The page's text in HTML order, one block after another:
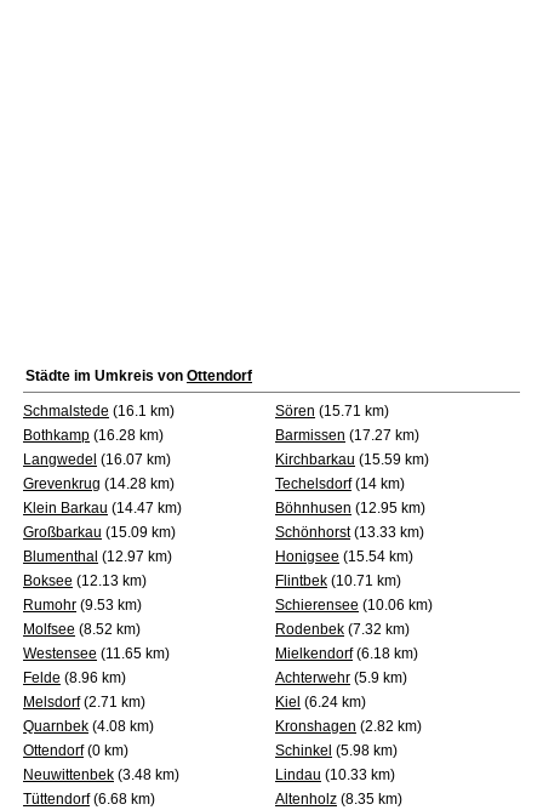
Städte im Umkreis von Ottendorf
Schmalstede (16.1 km) Sören (15.71 km)
Bothkamp (16.28 km) Barmissen (17.27 km)
Langwedel (16.07 km) Kirchbarkau (15.59 km)
Grevenkrug (14.28 km) Techelsdorf(14 km)
Klein Barkau (14.47 km) Böhnhusen (12.95 km)
Großbarkau (15.09 km) Schönhorst(13.33 km)
Blumenthal (12.97 km) Honigsee (15.54 km)
Boksee (12.13 km) Flintbek (10.71 km)
Rumohr (9.53 km) Schierensee (10.06 km)
Molfsee (8.52 km) Rodenbek (7.32 km)
Westensee (11.65 km) Mielkendorf(6.18 km)
Felde (8.96 km) Achterwehr (5.9 km)
Melsdorf(2.71 km) Kiel (6.24 km)
Quarnbek (4.08 km) Kronshagen (2.82 km)
Ottendorf(0 km) Schinkel (5.98 km)
Neuwittenbek (3.48 km) Lindau (10.33 km)
Tüttendorf(6.68 km) Altenholz (8.35 km)